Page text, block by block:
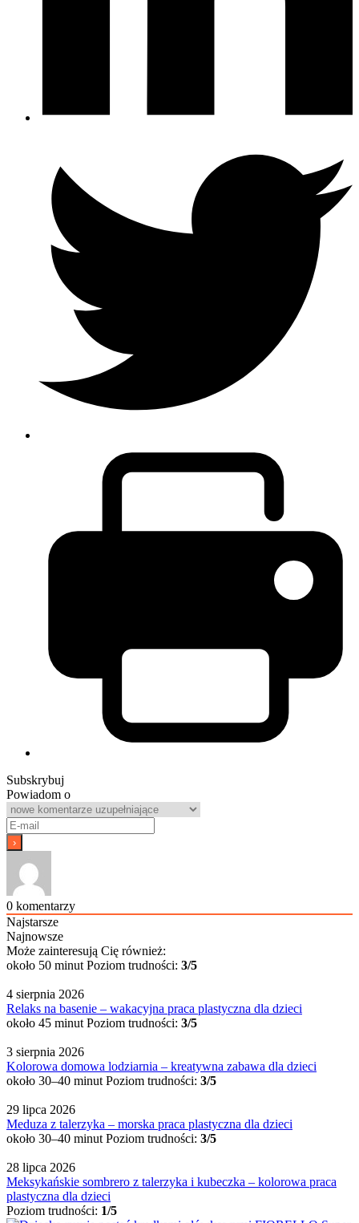
Subskrybuj
Powiadom o
0 komentarzy
Najstarsze
Najnowsze
Może zainteresują Cię również:
około 50 minut Poziom trudności: 3/5
4 sierpnia 2026
Relaks na basenie – wakacyjna praca plastyczna dla dzieci
około 45 minut Poziom trudności: 3/5
3 sierpnia 2026
Kolorowa domowa lodziarnia – kreatywna zabawa dla dzieci
około 30–40 minut Poziom trudności: 3/5
29 lipca 2026
Meduza z talerzyka – morska praca plastyczna dla dzieci
około 30–40 minut Poziom trudności: 3/5
28 lipca 2026
Meksykańskie sombrero z talerzyka i kubeczka – kolorowa praca
plastyczna dla dzieci
Poziom trudności: 1/5